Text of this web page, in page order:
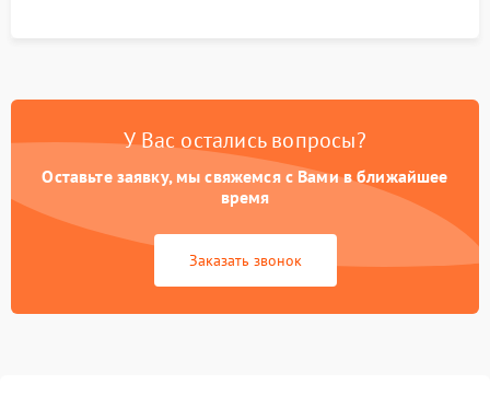
У Вас остались вопросы?
Оставьте заявку, мы свяжемся с Вами в ближайшее
время
Заказать звонок